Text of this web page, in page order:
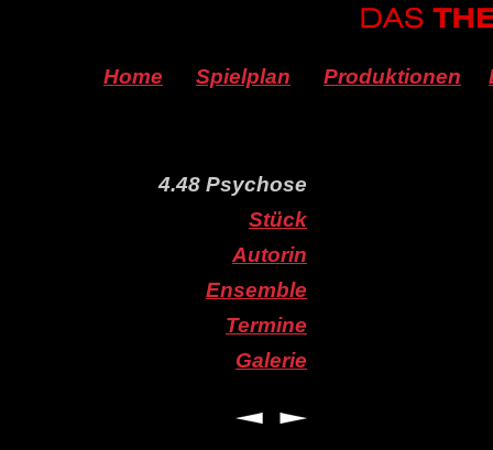
Home Spielplan Produktionen
4.48 Psychose
Stück
Autorin
Ensemble
Termine
Galerie